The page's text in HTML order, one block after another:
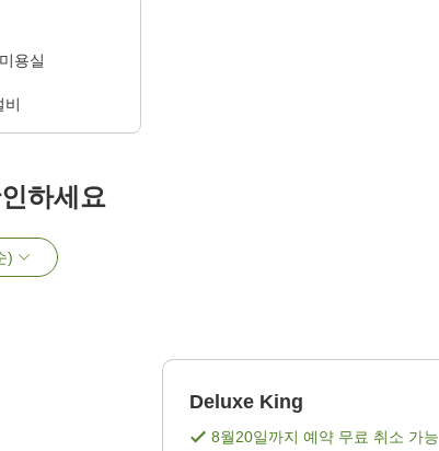
용실
비
하세요
)
Deluxe King
8월20일까지 예약 무료 취소 가능